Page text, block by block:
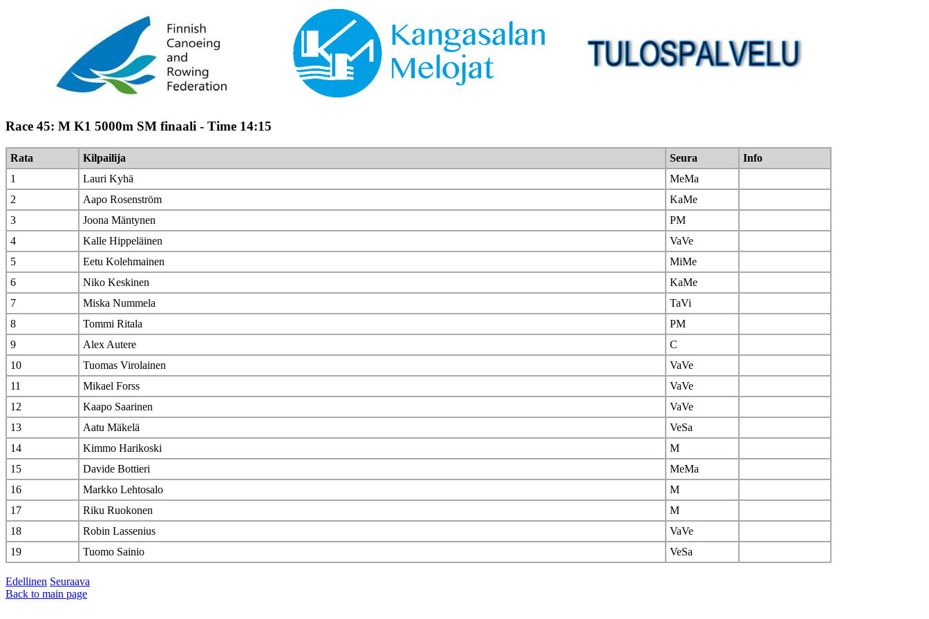
Race 45: M K1 5000m SM finaali - Time 14:15
Rata Kilpailija Seura
Info
1
Lauri Kyhä
MeMa
2
Aapo Rosenström
KaMe
3
Joona Mäntynen
PM
4
Kalle Hippeläinen
VaVe
5
Eetu Kolehmainen
MiMe
6
Niko Keskinen
KaMe
7
Miska Nummela
TaVi
8
Tommi Ritala
PM
9
Alex Autere
C
10
Tuomas Virolainen
VaVe
11
Mikael Forss
VaVe
12
Kaapo Saarinen
VaVe
13
Aatu Mäkelä
VeSa
14
Kimmo Harikoski
M
15
Davide Bottieri
MeMa
16
Markko Lehtosalo
M
17
Riku Ruokonen
M
18
Robin Lassenius
VaVe
19
Tuomo Sainio VeSa
Edellinen Seuraava
Back to main page